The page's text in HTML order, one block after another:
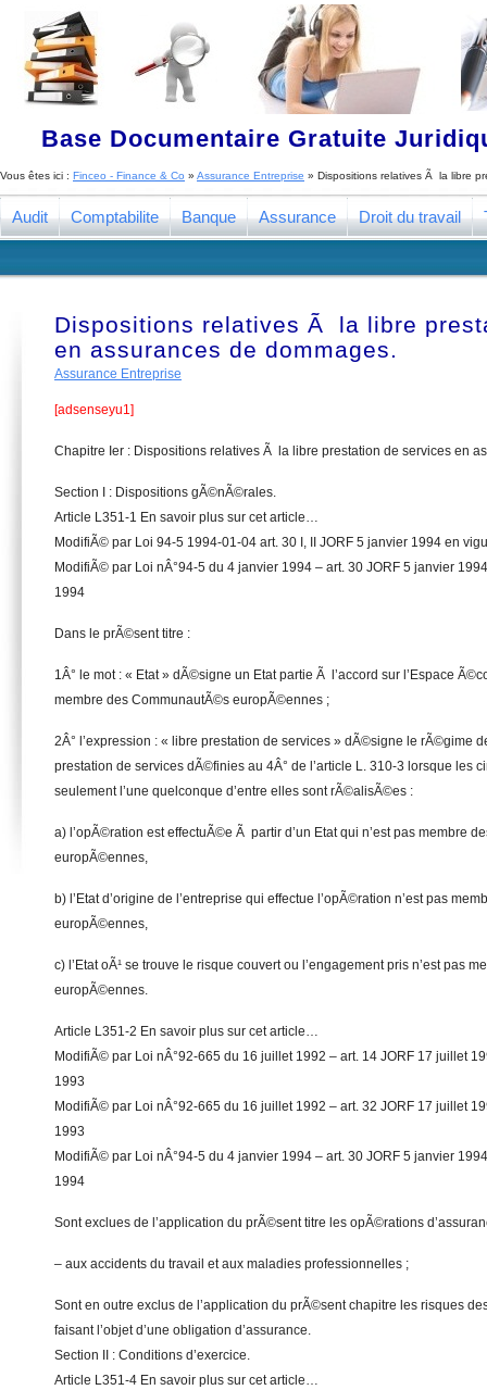
Base Documentaire Gratuite
Vous êtes ici : Finceo - Finance & Co » Assurance Entreprise » Dispositions relatives Ã la libre
Audit Comptabilite Banque Assurance Droit du travail
Dispositions relatives Ã la libre
en assurances de dommages.
Assurance Entreprise
[adsenseyu1]
Chapitre Ier : Dispositions relatives Ã la libre prestation de services en
Section I : Dispositions gÃ©nÃ©rales.
Article L351-1 En savoir plus sur cet article…
ModifiÃ© par Loi 94-5 1994-01-04 art. 30 I, II JORF 5 janvier 1994 en
ModifiÃ© par Loi nÂ°94-5 du 4 janvier 1994 – art. 30 JORF 5 janvier
1994
Dans le prÃ©sent titre :
1Â° le mot : « Etat » dÃ©signe un Etat partie Ã l’accord sur l’Espace
membre des CommunautÃ©s europÃ©ennes ;
2Â° l’expression : « libre prestation de services » dÃ©signe le rÃ©gime
prestation de services dÃ©finies au 4Â° de l’article L. 310-3 lorsque les
seulement l’une quelconque d’entre elles sont rÃ©alisÃ©es :
a) l’opÃ©ration est effectuÃ©e Ã partir d’un Etat qui n’est pas membre
europÃ©ennes,
b) l’Etat d’origine de l’entreprise qui effectue l’opÃ©ration n’est pas
europÃ©ennes,
c) l’Etat oÃ¹ se trouve le risque couvert ou l’engagement pris n’est pas
europÃ©ennes.
Article L351-2 En savoir plus sur cet article…
ModifiÃ© par Loi nÂ°92-665 du 16 juillet 1992 – art. 14 JORF 17 juillet
1993
ModifiÃ© par Loi nÂ°92-665 du 16 juillet 1992 – art. 32 JORF 17 juillet
1993
ModifiÃ© par Loi nÂ°94-5 du 4 janvier 1994 – art. 30 JORF 5 janvier
1994
Sont exclues de l’application du prÃ©sent titre les opÃ©rations
– aux accidents du travail et aux maladies professionnelles ;
Sont en outre exclus de l’application du prÃ©sent chapitre les risques
faisant l’objet d’une obligation d’assurance.
Section II : Conditions d’exercice.
Article L351-4 En savoir plus sur cet article…